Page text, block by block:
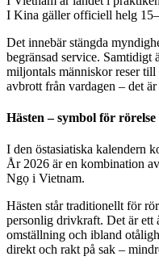
I Kina gäller officiell helg
Det innebär stängda
begränsad service. Samtidigt
miljontals människor reser
avbrott från vardagen – det
Hästen – symbol för
I den östasiatiska kalendern
År 2026 är en kombination
Ngọ i Vietnam.
Hästen står traditionellt för
personlig drivkraft. Det är ett
omställning och ibland
direkt och rakt på sak –